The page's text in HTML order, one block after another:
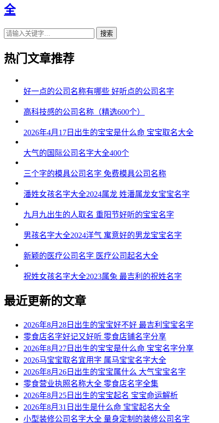
全
搜索
热门文章推荐
好一点的公司名称有哪些 好听点的公司名字
高科技感的公司名称（精选600个）
2026年4月17日出生的宝宝是什么命 宝宝取名大全
大气的国际公司名字大全400个
三个字的模具公司名字 免费模具公司名称
潘姓女孩名字大全2024属龙 姓潘属龙女宝宝名字
九月九出生的人取名 重阳节好听的宝宝名字
男孩名字大全2024洋气 寓意好的男龙宝宝名字
新颖的医疗公司名字 医疗公司起名大全
祝姓女孩名字大全2023属兔 最吉利的祝姓名字
最近更新的文章
2026年8月28日出生的宝宝好不好 最吉利宝宝名字
零食店名字好记又好听 零食店铺名字分享
2026年8月27日出生的宝宝是什么命 宝宝名字分享
2026马宝宝取名宜用字 属马宝宝名字大全
2026年8月26日出生的宝宝属什么 大气宝宝名字
零食营业执照名称大全 零食店名字全集
2026年8月25日出生的宝宝起名 宝宝命运解析
2026年8月31日出生是什么命 宝宝起名大全
小型装修公司名字大全 量身定制的装修公司名字